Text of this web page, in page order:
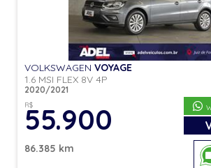
VOLKSWAGEN VOYAGE
1.6 MSI FLEX 8V 4P
2020/2021
R$
55.900
86.385 km